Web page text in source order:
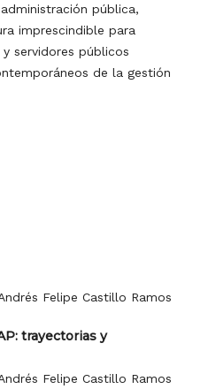
pública,
imprescindible para
servidores públicos
de la gestión
Felipe Castillo Ramos
trayectorias y
Felipe Castillo Ramos